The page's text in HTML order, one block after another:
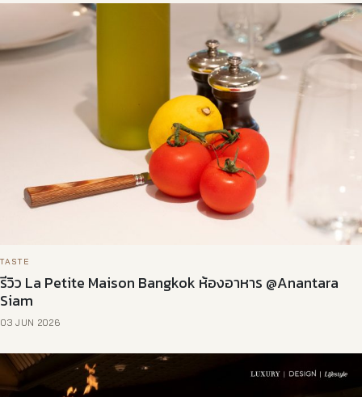
TASTE
รีวิว La Petite Maison Bangkok ห้องอาหาร @Anantara
Siam
03 JUN 2026